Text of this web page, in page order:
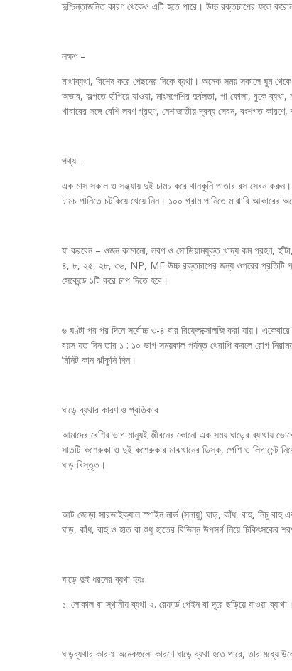
দুশ্চিন্তাজনিত কারণ থেকেও এটি হতে পারে। উচ্চ রক্তচাপের ফলে
লক্ষণ –
মাথাব্যথা, বিশেষ করে পেছনের দিকে ব্যথা। অনেক সময় সকালে ঘুম
অভাব, অল্পতে হাঁপিয়ে যাওয়া, মাংসপেশির দুর্বলতা, পা ফোলা, বুকে
খাবারের সঙ্গে বেশি লবণ গ্রহণ, নেশাজাতীয় দ্রব্য সেবন, বংশগত
পথ্য –
এক মাস সকাল ও সন্ধ্যায় দুই চামচ করে থানকুনি পাতার রস সেবন
চামচ পানিতে চটকিয়ে খেয়ে নিন। ১০০ গ্রাম পানিতে মাঝারি আকারের
যা করবেন – ওজন কামানো, লবণ ও সোডিয়ামযুক্ত খাদ্য কম গ্রহণ, হাঁটা,
৪, ৮, ২৫, ২৮, ৩৬, NP, MF উচ্চ রক্তচাপের জন্য ওপরের প্রতিটি
সেকেন্ডে ১টি করে চাপ দিতে হবে।
৬ ঘণ্টা পর পর দিনে সর্বোচ্চ ৩-৪ বার রিফ্লেক্সোলজি করা যায়।
বয়স যত দিন তার ১ : ১০ ভাগ সময়কাল পর্যন্ত থেরাপি করলে রোগ
মিনিট কান ঝাঁকুনি দিন।
ঘাড়ে ব্যথার কারণ ও প্রতিকার
আমাদের বেশির ভাগ মানুষই জীবনের কোনো এক সময় ঘাড়ের ব্যাথায়
সাতটি কশেরুকা ও দুই কশেরুকার মাঝখানের ডিস্ক, পেশি ও লিগামেন্ট
ঘাড় বিস্তৃত।
আট জোড়া সারভাইক্যাল স্পাইন নার্ভ (স্নায়ু) ঘাড়, কাঁধ, বাহু, নিচু
ঘাড়, কাঁধ, বাহু ও হাত বা শুধু হাতের বিভিন্ন উপসর্গ নিয়ে চিকিৎসকের
ঘাড়ে দুই ধরনের ব্যথা হয়ঃ
১. লোকাল বা স্থানীয় ব্যথা ২. রেফার্ড পেইন বা দূরে ছড়িয়ে যাওয়া ব্যাথা।
ঘাড়ব্যথার কারণঃ অনেকগুলো কারণে ঘাড়ে ব্যথা হতে পারে, তার মধ্যে